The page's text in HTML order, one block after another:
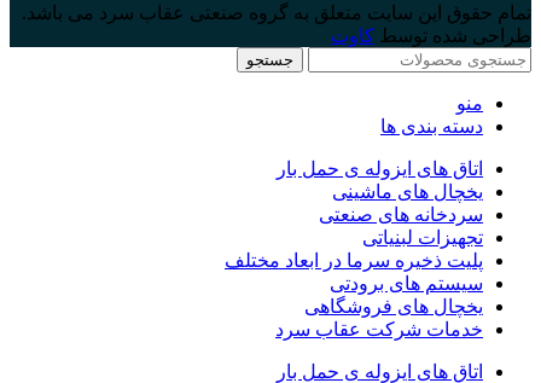
تمام حقوق این سایت متعلق به گروه صنعتی عقاب سرد می باشد.
طراحی شده توسط کاوت
جستجو
منو
دسته بندی ها
اتاق های ایزوله ی حمل بار
یخچال های ماشینی
سردخانه های صنعتی
تجهیزات لبنیاتی
پلیت ذخیره سرما در ابعاد مختلف
سیستم های برودتی
یخچال های فروشگاهی
خدمات شرکت عقاب سرد
اتاق های ایزوله ی حمل بار